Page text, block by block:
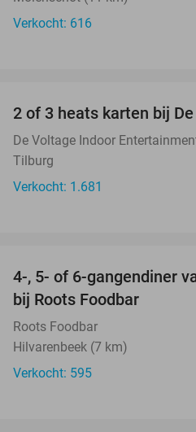
Verkocht: 616
2 of 3 heats karten bij
De Voltage Indoor
Tilburg
Verkocht: 1.681
4-, 5- of 6-gangendiner
bij Roots Foodbar
Roots Foodbar
Hilvarenbeek (7 km)
Verkocht: 595